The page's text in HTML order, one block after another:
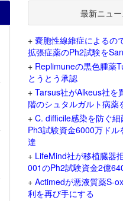
最新ニュー
+ 嚢胞性線維症によるの
拡張症薬のPh2試験を
+ Replimuneの黒色腫薬
とうとう承認
+ Tarsus社がAlkeus社を
階のシュタルガルト病薬
+ C. difficile感染を防ぐ
Ph3試験資金6000万ドル
達
+ LifeMind社が移植臓器
001のPh2試験資金2億
+ Actimedが悪液質薬S-
利を再び手にする